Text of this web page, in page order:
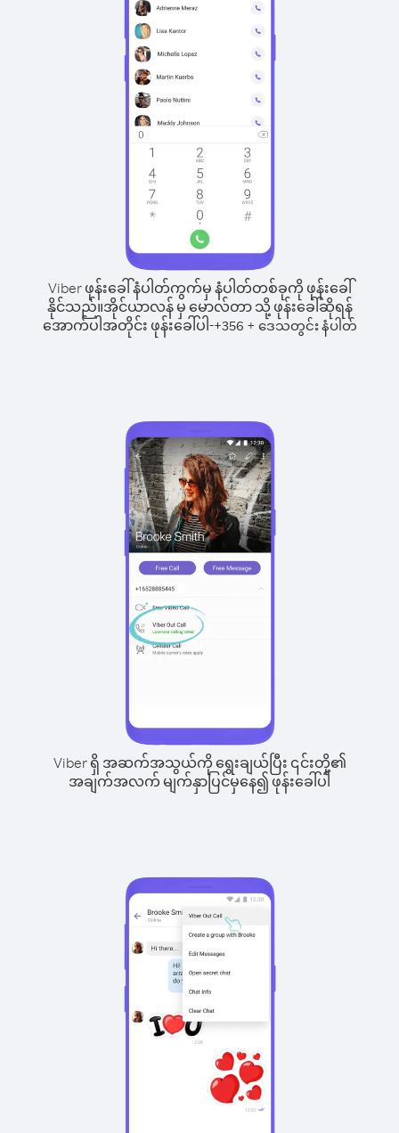
Viber ဖုန်းခေါ်နံပါတ်ကွက်မှ နံပါတ်တစ်ခုကို ဖုန်းခေါ်
နိုင်သည်။အိုင်ယာလန် မှ မောလ်တာ သို့ ဖုန်းခေါ်ဆိုရန်
အောက်ပါအတိုင်း ဖုန်းခေါ်ပါ-+356 + ဒေသတွင်း နံပါတ်
Viber ရှိ အဆက်အသွယ်ကို ရွေးချယ်ပြီး ၎င်းတို့၏
အချက်အလက် မျက်နှာပြင်မှနေ၍ ဖုန်းခေါ်ပါ